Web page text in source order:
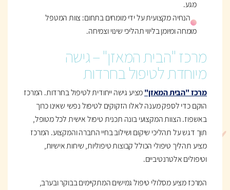
מגע.
הנחיה מקצועית על ידי מומחים בתחום: צוות המטפל
מומחה ומיומן בליווי תהליכי שינוי וצמיחה.
מרכז "הבית המאזן" – גישה
מיוחדת לטיפול בחרדות
מרכז "הבית המאזן"מציע גישה ייחודית לטיפול בחרדות. המרכז
הוקם כדי לספק מענה לאלו הזקוקים לטיפול נפשי שאינו כרוך
באשפוז. הצוות המקצועי בונה תכנית טיפול אישית לכל מטופל,
תוך דגש על תהליכי שיקום ושילוב בחיי החברה והמקצוע. המרכז
מציע תהליך טיפולי הכולל קבוצות טיפוליות, שיחות אישיות,
וטיפולים אלטרנטיביים.
המרכז מציע מסלולי טיפול גמישים המתקיימים בבוקר ובערב,